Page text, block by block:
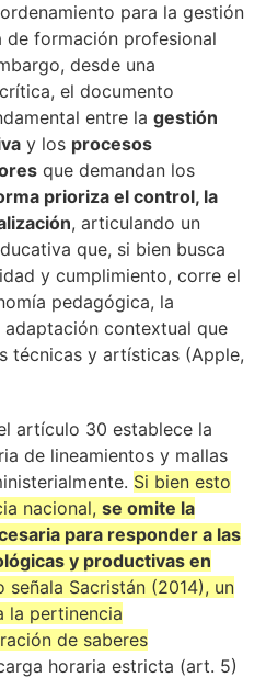
para la gestión
de formación profesional
desde una
el documento
entre la gestión
y los procesos
que demandan los
prioriza el control, la
, articulando un
que, si bien busca
y cumplimiento, corre el
pedagógica, la
contextual que
técnicas y artísticas (Apple,
artículo 30 establece la
de lineamientos y mallas
Si bien esto
nacional, se omite la
para responder a las
y productivas en
señala Sacristán (2014), un
la pertinencia
de saberes
horaria estricta (art. 5)